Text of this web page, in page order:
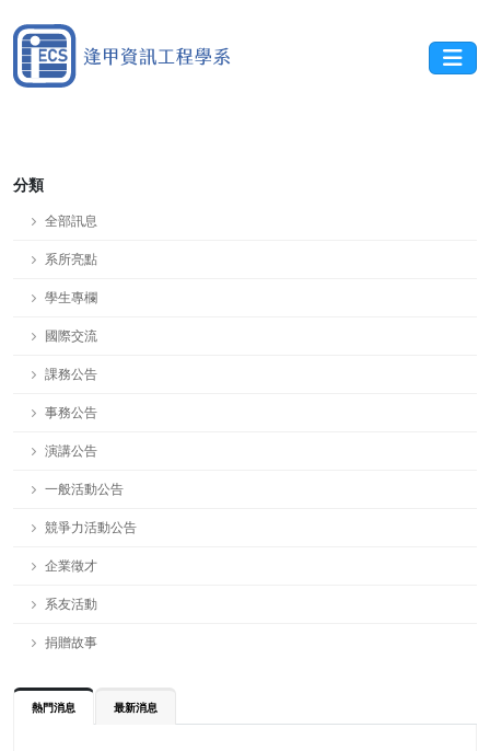
分類
全部訊息
系所亮點
學生專欄
國際交流
課務公告
事務公告
演講公告
一般活動公告
競爭力活動公告
企業徵才
系友活動
捐贈故事
熱門消息 最新消息